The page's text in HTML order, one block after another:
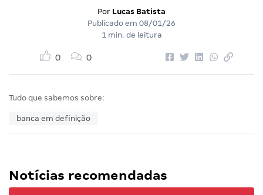
Por Lucas Batista
Publicado em 08/01/26
1 min. de leitura
0 0
Tudo que sabemos sobre:
banca em definição
Notícias recomendadas